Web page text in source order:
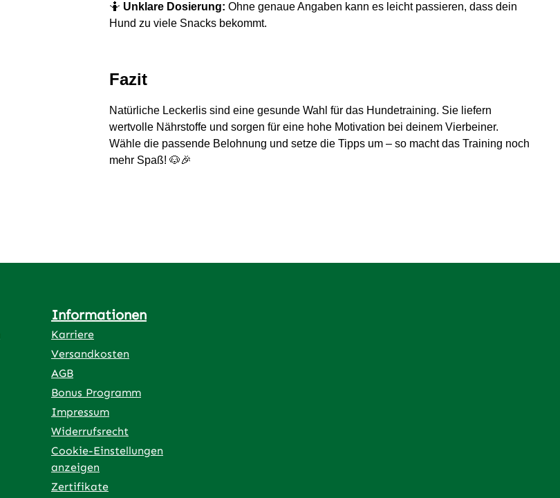
🤷 Unklare Dosierung: Ohne genaue Angaben kann es leicht passieren, dass dein
Hund zu viele Snacks bekommt.
Fazit
Natürliche Leckerlis sind eine gesunde Wahl für das Hundetraining. Sie liefern
wertvolle Nährstoffe und sorgen für eine hohe Motivation bei deinem Vierbeiner.
Wähle die passende Belohnung und setze die Tipps um – so macht das Training noch
mehr Spaß! 🐶🎉
Informationen
Karriere
Versandkosten
AGB
Bonus Programm
Impressum
Widerrufsrecht
Cookie-Einstellungen
anzeigen
Zertifikate